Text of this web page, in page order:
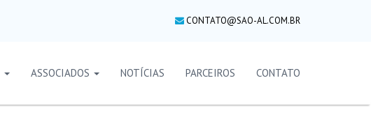
CONTATO@SAO-AL.COM.BR
ASSOCIADOS NOTÍCIAS PARCEIROS CONTATO